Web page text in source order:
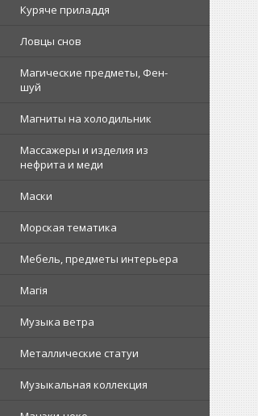
Куряче приладдя
Ловцы снов
Магические предметы, Фен-
шуй
Магниты на холодильник
Массажеры и изделия из
нефрита и меди
Маски
Морская тематика
Мебель, предметы интерьера
Магія
Музыка ветра
Металлические статуи
Музыкальная коллекция